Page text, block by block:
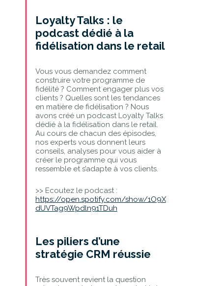
Loyalty Talks : le
podcast dédié à la
fidélisation dans le retail
Vous vous demandez comment
construire votre programme de
fidélité ? Comment engager plus vos
clients ? Quelles sont les tendances
en matière de fidélisation ? Nous
avons créé un podcast Loyalty Talks
dédié à la fidélisation dans le retail.
Au cours de chacun des épisodes,
nos experts vous donnent leurs
conseils, analyses pour vous aider à
créer le programme qui vous
ressemble et s’adapte à vos clients.
>> Ecoutez le podcast :
https://open.spotify.com/show/1O9X
dUVTag9Wpdln91TDuh
Les piliers d’une
stratégie CRM réussie
Très souvent revient la question